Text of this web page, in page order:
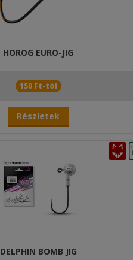
HOROG EURO-JIG
150 Ft-tól
Részletek
DELPHIN BOMB JIG